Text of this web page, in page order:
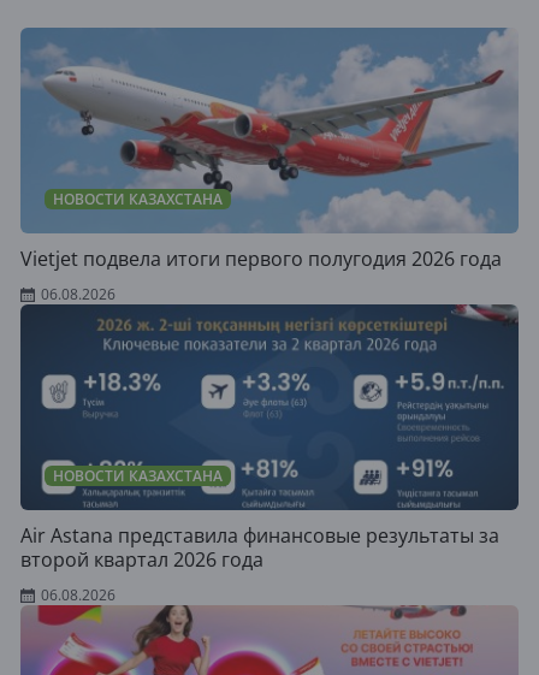
НОВОСТИ КАЗАХСТАНА
Vietjet подвела итоги первого полугодия 2026 года
06.08.2026
НОВОСТИ КАЗАХСТАНА
Air Astana представила финансовые результаты за
второй квартал 2026 года
06.08.2026